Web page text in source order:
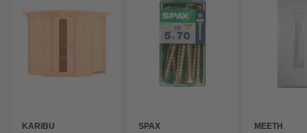
KARIBU
SPAX
MEETH